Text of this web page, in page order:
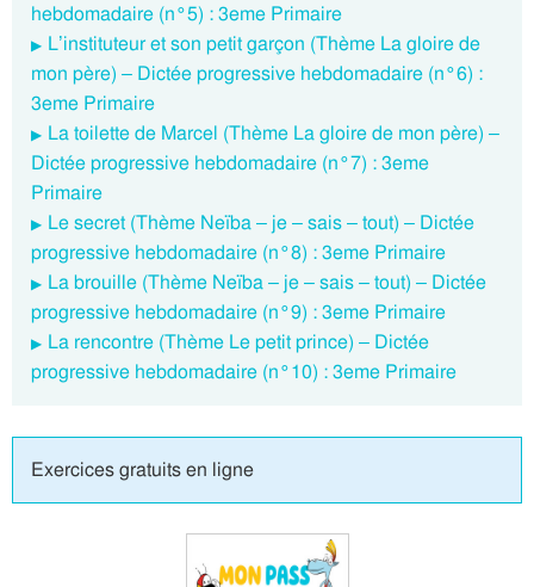
hebdomadaire (n°5) : 3eme Primaire
L’instituteur et son petit garçon (Thème La gloire de
mon père) – Dictée progressive hebdomadaire (n°6) :
3eme Primaire
La toilette de Marcel (Thème La gloire de mon père) –
Dictée progressive hebdomadaire (n°7) : 3eme
Primaire
Le secret (Thème Neïba – je – sais – tout) – Dictée
progressive hebdomadaire (n°8) : 3eme Primaire
La brouille (Thème Neïba – je – sais – tout) – Dictée
progressive hebdomadaire (n°9) : 3eme Primaire
La rencontre (Thème Le petit prince) – Dictée
progressive hebdomadaire (n°10) : 3eme Primaire
Exercices gratuits en ligne